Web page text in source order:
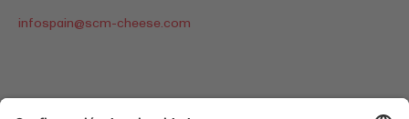
infospain@scm-cheese.com